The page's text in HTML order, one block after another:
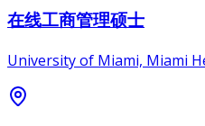
在线工商管理硕士
University of Miami, Miami